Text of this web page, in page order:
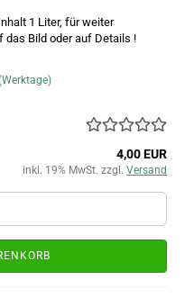
1 Liter, für weiter
Bild oder auf Details !
4,00 EUR
inkl. 19% MwSt. zzgl. Versand